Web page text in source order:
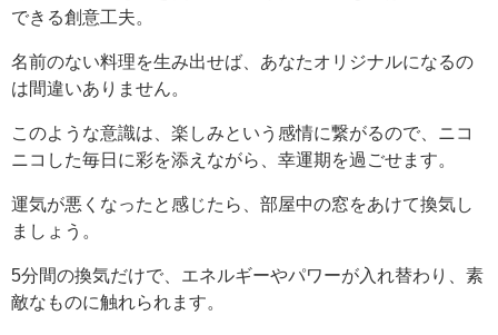
できる創意工夫。
名前のない料理を生み出せば、あなたオリジナルになるの
は間違いありません。
このような意識は、楽しみという感情に繋がるので、ニコ
ニコした毎日に彩を添えながら、幸運期を過ごせます。
運気が悪くなったと感じたら、部屋中の窓をあけて換気し
ましょう。
5分間の換気だけで、エネルギーやパワーが入れ替わり、素
敵なものに触れられます。